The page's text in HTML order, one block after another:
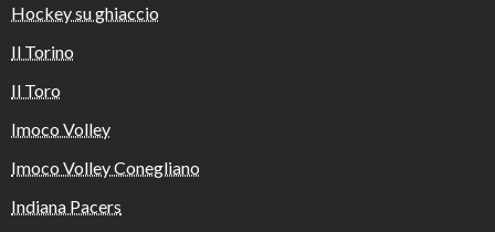
Hockey su ghiaccio
Il Torino
Il Toro
Imoco Volley
Imoco Volley Conegliano
Indiana Pacers